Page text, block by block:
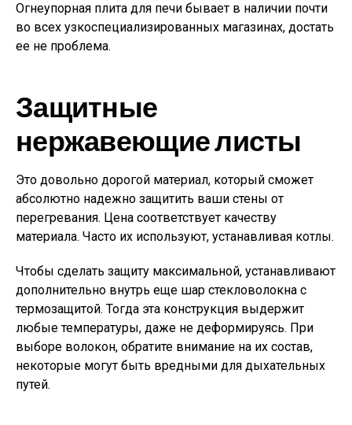
Огнеупорная плита для печи бывает в наличии почти
во всех узкоспециализированных магазинах, достать
ее не проблема.
Защитные
нержавеющие листы
Это довольно дорогой материал, который сможет
абсолютно надежно защитить ваши стены от
перегревания. Цена соответствует качеству
материала. Часто их используют, устанавливая котлы.
Чтобы сделать защиту максимальной, устанавливают
дополнительно внутрь еще шар стекловолокна с
термозащитой. Тогда эта конструкция выдержит
любые температуры, даже не деформируясь. При
выборе волокон, обратите внимание на их состав,
некоторые могут быть вредными для дыхательных
путей.